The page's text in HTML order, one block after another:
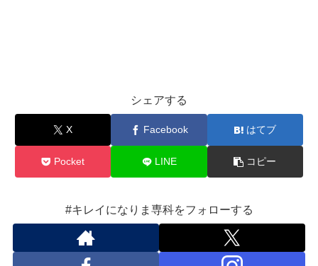
シェアする
X Facebook はてブ
Pocket LINE コピー
#キレイになりま専科をフォローする